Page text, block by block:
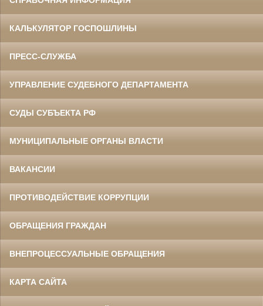
КАЛЬКУЛЯТОР ГОСПОШЛИНЫ
ПРЕСС-СЛУЖБА
УПРАВЛЕНИЕ СУДЕБНОГО ДЕПАРТАМЕНТА
СУДЫ СУБЪЕКТА РФ
МУНИЦИПАЛЬНЫЕ ОРГАНЫ ВЛАСТИ
ВАКАНСИИ
ПРОТИВОДЕЙСТВИЕ КОРРУПЦИИ
ОБРАЩЕНИЯ ГРАЖДАН
ВНЕПРОЦЕССУАЛЬНЫЕ ОБРАЩЕНИЯ
КАРТА САЙТА